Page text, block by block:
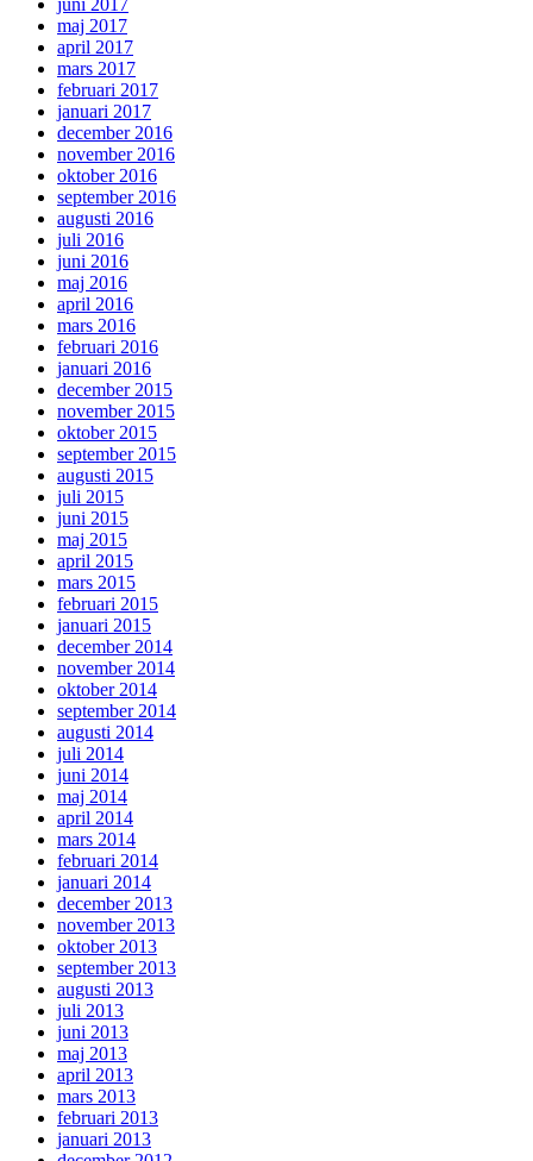
juni 2017
maj 2017
april 2017
mars 2017
februari 2017
januari 2017
december 2016
november 2016
oktober 2016
september 2016
augusti 2016
juli 2016
juni 2016
maj 2016
april 2016
mars 2016
februari 2016
januari 2016
december 2015
november 2015
oktober 2015
september 2015
augusti 2015
juli 2015
juni 2015
maj 2015
april 2015
mars 2015
februari 2015
januari 2015
december 2014
november 2014
oktober 2014
september 2014
augusti 2014
juli 2014
juni 2014
maj 2014
april 2014
mars 2014
februari 2014
januari 2014
december 2013
november 2013
oktober 2013
september 2013
augusti 2013
juli 2013
juni 2013
maj 2013
april 2013
mars 2013
februari 2013
januari 2013